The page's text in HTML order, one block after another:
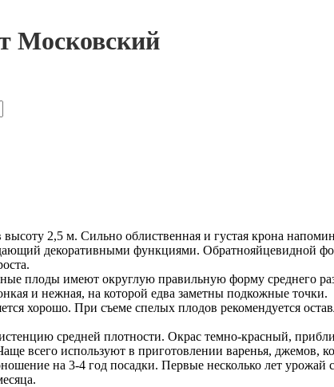
Московский
высоту 2,5 м. Сильно облиственная и густая крона
декоративными функциями. Обратнояйцевидной
плоды имеют округлую правильную форму среднего
и нежная, на которой едва заметны подкожные точки.
хорошо. При съеме спелых плодов рекомендуется
средней плотности. Окрас темно-красный,
всего используют в приготовлении варенья, джемов,
на 3-4 год посадки. Первые несколько лет